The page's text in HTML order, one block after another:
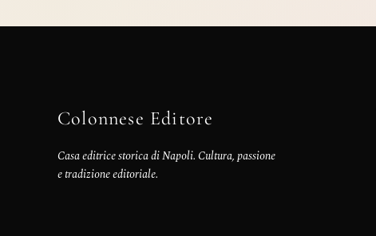
Colonnese Editore
Casa editrice storica di Napoli. Cultura, passione
e tradizione editoriale.